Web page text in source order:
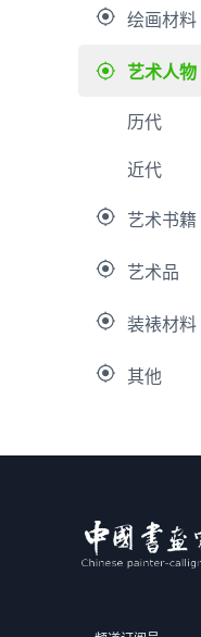
绘画材料
艺术人物
历代
近代
艺术书籍
艺术品
装裱材料
其他